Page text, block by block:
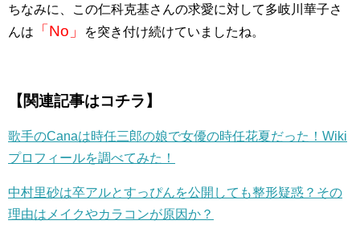
ちなみに、この仁科克基さんの求愛に対して多岐川華子さ
んは
「No」 を突き付け続けていましたね。
【関連記事はコチラ】
歌手のCanaは時任三郎の娘で女優の時任花夏だった！Wiki
プロフィールを調べてみた！
中村里砂は卒アルとすっぴんを公開しても整形疑惑？その
理由はメイクやカラコンが原因か？